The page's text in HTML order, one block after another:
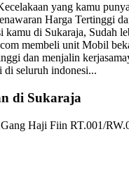
yang kamu
Harga Tertinggi
kamu di Sukaraja, Sudah
membeli unit Mobil
dan menjalin
di seluruh indonesi...
di Sukaraja
Haji Fiin RT.001/